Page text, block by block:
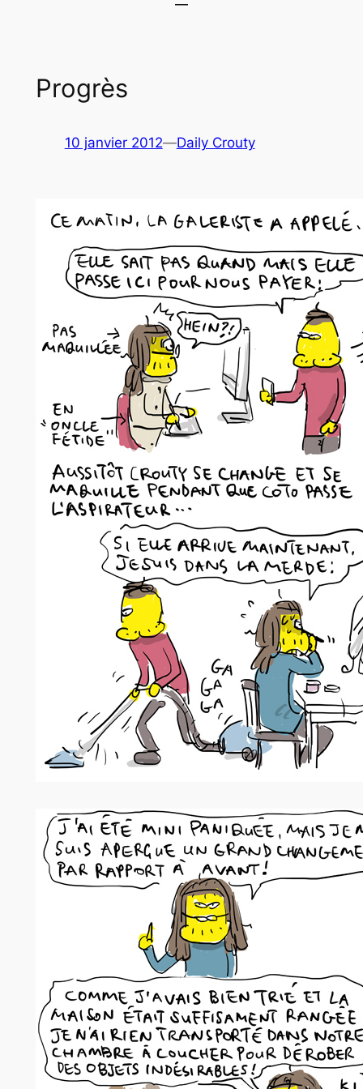
Progrès
10 janvier 2012—Daily Crouty